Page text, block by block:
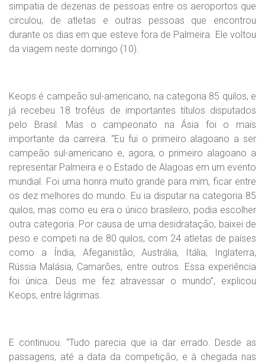
simpatia de dezenas de pessoas entre os aeroportos que
circulou, de atletas e outras pessoas que encontrou
durante os dias em que esteve fora de Palmeira. Ele voltou
da viagem neste domingo (10).
Keops é campeão sul-americano, na categoria 85 quilos, e
já recebeu 18 troféus de importantes títulos disputados
pelo Brasil. Mas o campeonato na Ásia foi o mais
importante da carreira. “Eu fui o primeiro alagoano a ser
campeão sul-americano e, agora, o primeiro alagoano a
representar Palmeira e o Estado de Alagoas em um evento
mundial. Foi uma honra muito grande para mim, ficar entre
os dez melhores do mundo. Eu ia disputar na categoria 85
quilos, mas como eu era o único brasileiro, podia escolher
outra categoria. Por causa de uma desidratação, baixei de
peso e competi na de 80 quilos, com 24 atletas de países
como a Índia, Afeganistão, Austrália, Itália, Inglaterra,
Rússia Malásia, Camarões, entre outros. Essa experiência
foi única. Deus me fez atravessar o mundo”, explicou
Keops, entre lágrimas.
E continuou. “Tudo parecia que ia dar errado. Desde as
passagens, até a data da competição, e à chegada nas